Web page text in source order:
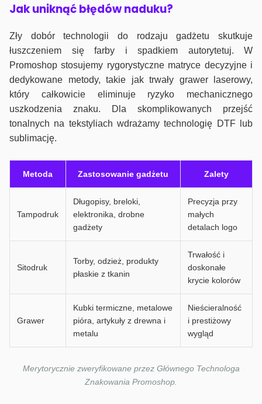
Jak uniknąć błędów naduku?
Zły dobór technologii do rodzaju gadżetu skutkuje
łuszczeniem się farby i spadkiem autorytetuj. W
Promoshop stosujemy rygorystyczne matryce decyzyjne i
dedykowane metody, takie jak trwały grawer laserowy,
który całkowicie eliminuje ryzyko mechanicznego
uszkodzenia znaku. Dla skomplikowanych przejść
tonalnych na tekstyliach wdrażamy technologię DTF lub
sublimację.
Metoda Zastosowanie gadżetu Zalety
Tampodruk
Długopisy, breloki,
elektronika, drobne
gadżety
Precyzja przy
małych
detalach logo
Sitodruk
Torby, odzież, produkty
płaskie z tkanin
Trwałość i
doskonałe
krycie kolorów
Grawer
Kubki termiczne, metalowe
pióra, artykuły z drewna i
metalu
Nieścieralność
i prestiżowy
wygląd
Merytorycznie zweryfikowane przez Głównego Technologa
Znakowania Promoshop.